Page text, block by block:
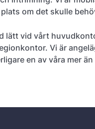
om det skulle
lätt vid vårt
Vi är
en av våra mer